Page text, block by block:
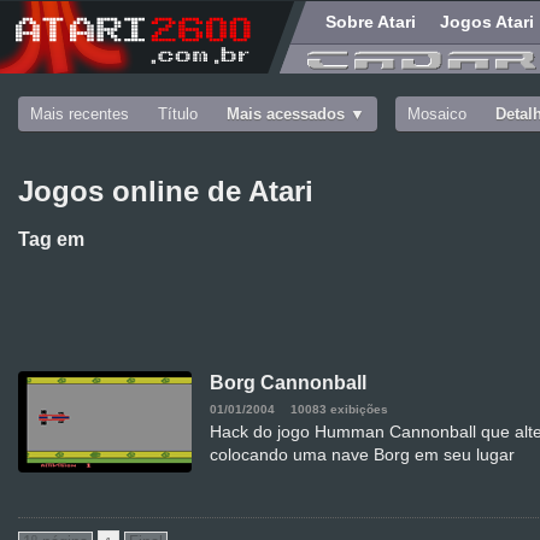
Sobre Atari Jogos Atari
Mais recentes Título Mais acessados Mosaico
Jogos online de Atari
Tag em
Borg Cannonball
01/01/2004 10083 exibições
Hack do jogo Humman Cannonball que
colocando uma nave Borg em seu lugar